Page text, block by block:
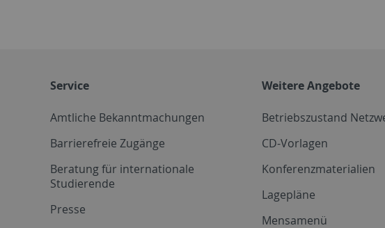
Service
Amtliche Bekanntmachungen
Barrierefreie Zugänge
Beratung für internationale
Studierende
Presse
Weitere Angebote
Betriebszustand
CD-Vorlagen
Konferenzmaterialien
Lagepläne
Mensamenü